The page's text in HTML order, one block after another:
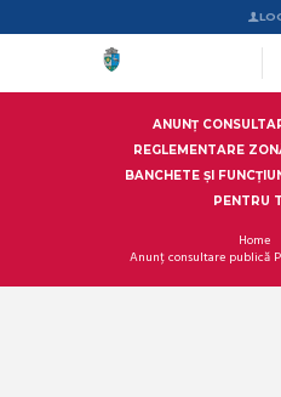
ANUNȚ
REGLEMENTARE
BANCHETE ȘI
PENTRU
Home
Anunț consultare publică